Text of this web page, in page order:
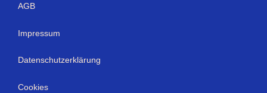
AGB
Impressum
Datenschutzerklärung
Cookies